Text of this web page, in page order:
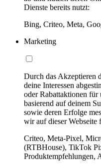
Dienste bereits nutzt:
Bing, Criteo, Meta,
Marketing
Durch das Akzeptieren
deine Interessen
oder Rabattaktionen für
basierend auf deinem
sowie deren Erfolge
wir auf dieser Webseite
Criteo, Meta-Pixel,
(RTBHouse), TikTok
Produktempfehlungen,